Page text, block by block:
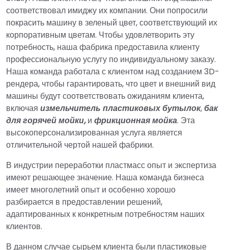
соответствовал имиджу их компании. Они попросили
покрасить машину в зеленый цвет, соответствующий их
корпоративным цветам. Чтобы удовлетворить эту
потребность, наша фабрика предоставила клиенту
профессиональную услугу по индивидуальному заказу.
Наша команда работала с клиентом над созданием 3D-
рендера, чтобы гарантировать, что цвет и внешний вид
машины будут соответствовать ожиданиям клиента,
включая измельчитель пластиковых бутылок,бак
для горячей мойки,и фрикционная мойка. Эта
высокоперсонализированная услуга является
отличительной чертой нашей фабрики.
В индустрии переработки пластмасс опыт и экспертиза
имеют решающее значение. Наша команда бизнеса
имеет многолетний опыт и особенно хорошо
разбирается в предоставлении решений,
адаптированных к конкретным потребностям наших
клиентов.
В данном случае сырьем клиента были пластиковые